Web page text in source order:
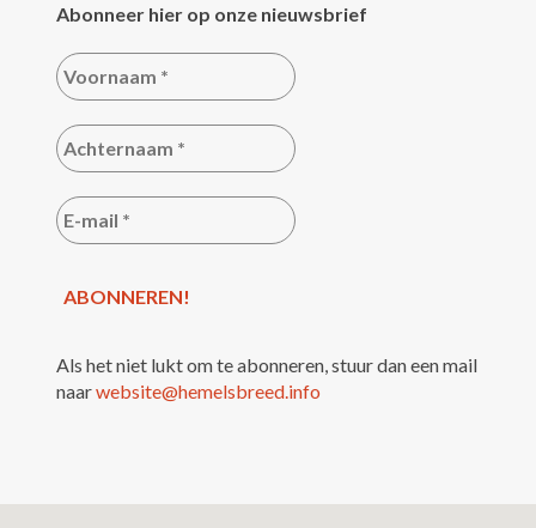
Abonneer hier op onze nieuwsbrief
Als het niet lukt om te abonneren, stuur dan een mail
naarwebsite@hemelsbreed.info